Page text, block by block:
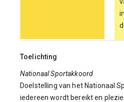
Toelichting
Nationaal Sportakkoord
Doelstelling van het Nationaal
iedereen wordt bereikt en